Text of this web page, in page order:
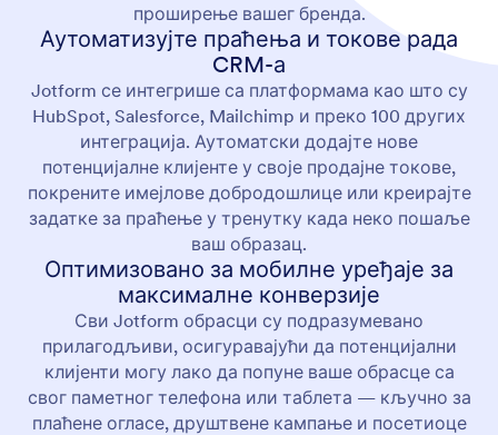
проширење вашег бренда.
Аутоматизујте праћења и токове рада
CRM-а
Jotform се интегрише са платформама као што су
HubSpot, Salesforce, Mailchimp и преко 100 других
интеграција. Аутоматски додајте нове
потенцијалне клијенте у своје продајне токове,
покрените имејлове добродошлице или креирајте
задатке за праћење у тренутку када неко пошаље
ваш образац.
Оптимизовано за мобилне уређаје за
максималне конверзије
Сви Jotform обрасци су подразумевано
прилагодљиви, осигуравајући да потенцијални
клијенти могу лако да попуне ваше обрасце са
свог паметног телефона или таблета — кључно за
плаћене огласе, друштвене кампање и посетиоце